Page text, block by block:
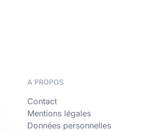
A PROPOS
Contact
Mentions légales
Données personnelles